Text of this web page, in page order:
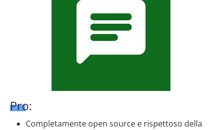
Pro:
Completamente open source e rispettoso della